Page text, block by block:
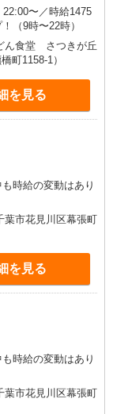
！（9時〜22時）
ん食堂 さつきが丘
町1158-1）
を見る
時給の変動はあり
市花見川区幕張町
を見る
時給の変動はあり
市花見川区幕張町